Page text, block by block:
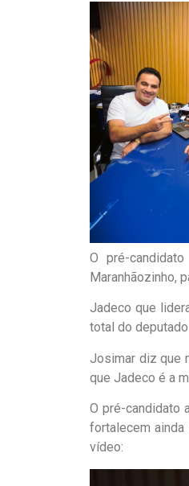
O pré-
Maranhãozinho,
Jadeco que
total do
Josimar diz que
que Jadeco é a
O pré-candidato
fortalecem
vídeo: